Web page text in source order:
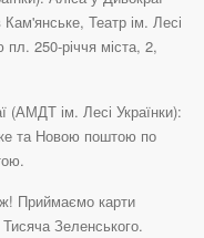
Театр ім. Лесі
250-річчя міста, 2,
(АМДТ ім. Лесі Українки):
та Новою поштою по
Приймаємо карти
Зеленського.